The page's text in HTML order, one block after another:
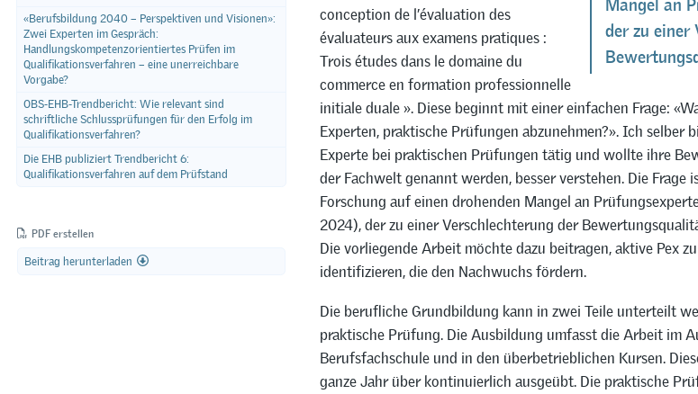
«Berufsbildung 2040 – Perspektiven und Visionen»:
Zwei Experten im Gespräch:
Handlungskompetenzorientiertes Prüfen im
Qualifikationsverfahren – eine unerreichbare
Vorgabe?
OBS-EHB-Trendbericht: Wie relevant sind
schriftliche Schlussprüfungen für den Erfolg im
Qualifikationsverfahren?
Die EHB publiziert Trendbericht 6:
Qualifikationsverfahren auf dem Prüfstand
PDF erstellen
Beitrag herunterladen
Mangel an
der zu einer
conception de l’évaluation des
évaluateurs aux examens pratiques :
Trois études dans le domaine du
commerce en formation professionnelle
initiale duale ». Diese beginnt mit einer einfachen Frage:
Experten, praktische Prüfungen abzunehmen?». Ich selber
Experte bei praktischen Prüfungen tätig und wollte ihre
der Fachwelt genannt werden, besser verstehen. Die Frage
Forschung auf einen drohenden Mangel an
2024), der zu einer Verschlechterung der
Die vorliegende Arbeit möchte dazu beitragen, aktive Pex
identifizieren, die den Nachwuchs fördern.
Die berufliche Grundbildung kann in zwei Teile unterteilt
praktische Prüfung. Die Ausbildung umfasst die Arbeit im
Berufsfachschule und in den überbetrieblichen Kursen.
ganze Jahr über kontinuierlich ausgeübt. Die praktische